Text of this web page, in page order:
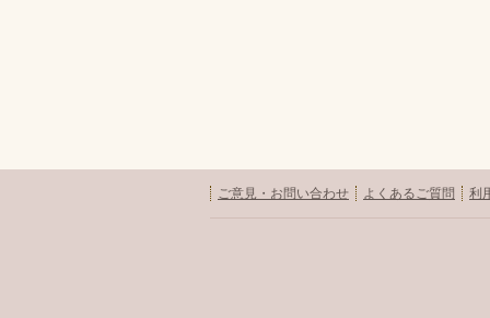
ご意見・お問い合わせ よくあるご質問 利